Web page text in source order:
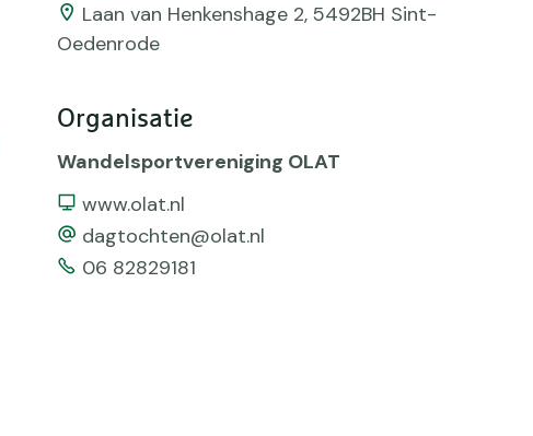
Laan van Henkenshage 2, 5492BH Sint-
Oedenrode
Organisatie
Wandelsportvereniging OLAT
Website
www.olat.nl
emaildagtochten@olat.nl
Telefoonnummer
06 82829181